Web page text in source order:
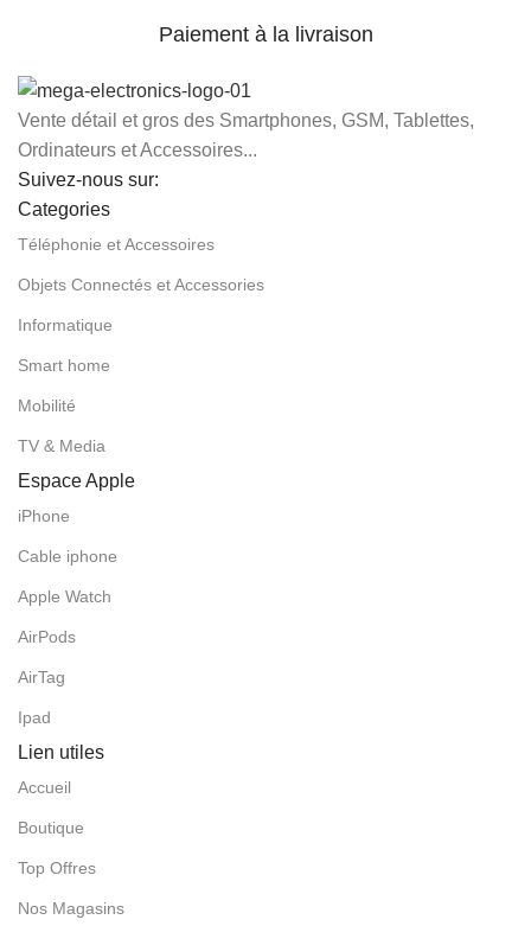
Paiement à la livraison
Vente détail et gros des Smartphones, GSM, Tablettes,
Ordinateurs et Accessoires...
Suivez-nous sur:
Categories
Téléphonie et Accessoires
Objets Connectés et Accessories
Informatique
Smart home
Mobilité
TV & Media
Espace Apple
iPhone
Cable iphone
Apple Watch
AirPods
AirTag
Ipad
Lien utiles
Accueil
Boutique
Top Offres
Nos Magasins